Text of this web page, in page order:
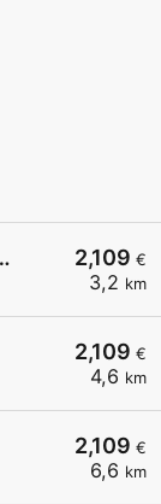
2,109 €
3,2 km
Autobahn 1 A
2,109 €
4,6 km
2,109 €
6,6 km